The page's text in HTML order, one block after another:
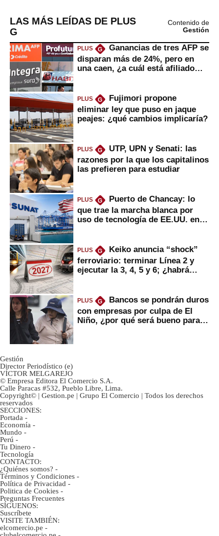
LAS MÁS LEÍDAS DE PLUS
G
Contenido de
Gestión
PLUS G
Ganancias de tres AFP se
disparan más de 24%, pero en
una caen, ¿a cuál está afiliado
PLUS G
Fujimori propone
eliminar ley que puso en jaque
peajes: ¿qué cambios implicaría?
PLUS G
UTP, UPN y Senati: las
razones por la que los capitalinos
las prefieren para estudiar
PLUS G
Puerto de Chancay: lo
que trae la marcha blanca por
uso de tecnología de EE.UU. en
PLUS G
Keiko anuncia “shock”
ferroviario: terminar Línea 2 y
ejecutar la 3, 4, 5 y 6; ¿habrá
PLUS G
Bancos se pondrán duros
con empresas por culpa de El
Niño, ¿por qué será bueno para
Gestión
Director Periodístico (e)
VÍCTOR MELGAREJO
© Empresa Editora El Comercio S.A.
Calle Paracas #532, Pueblo Libre, Lima.
Copyright© | Gestion.pe | Grupo El Comercio | Todos los derechos
reservados
SECCIONES:
Portada -
Economía -
Mundo -
Perú -
Tu Dinero -
Tecnología
CONTACTO:
¿Quiénes somos? -
Términos y Condiciones -
Política de Privacidad -
Politica de Cookies -
Preguntas Frecuentes
SÍGUENOS:
Suscríbete
VISITE TAMBIÉN:
elcomercio.pe -